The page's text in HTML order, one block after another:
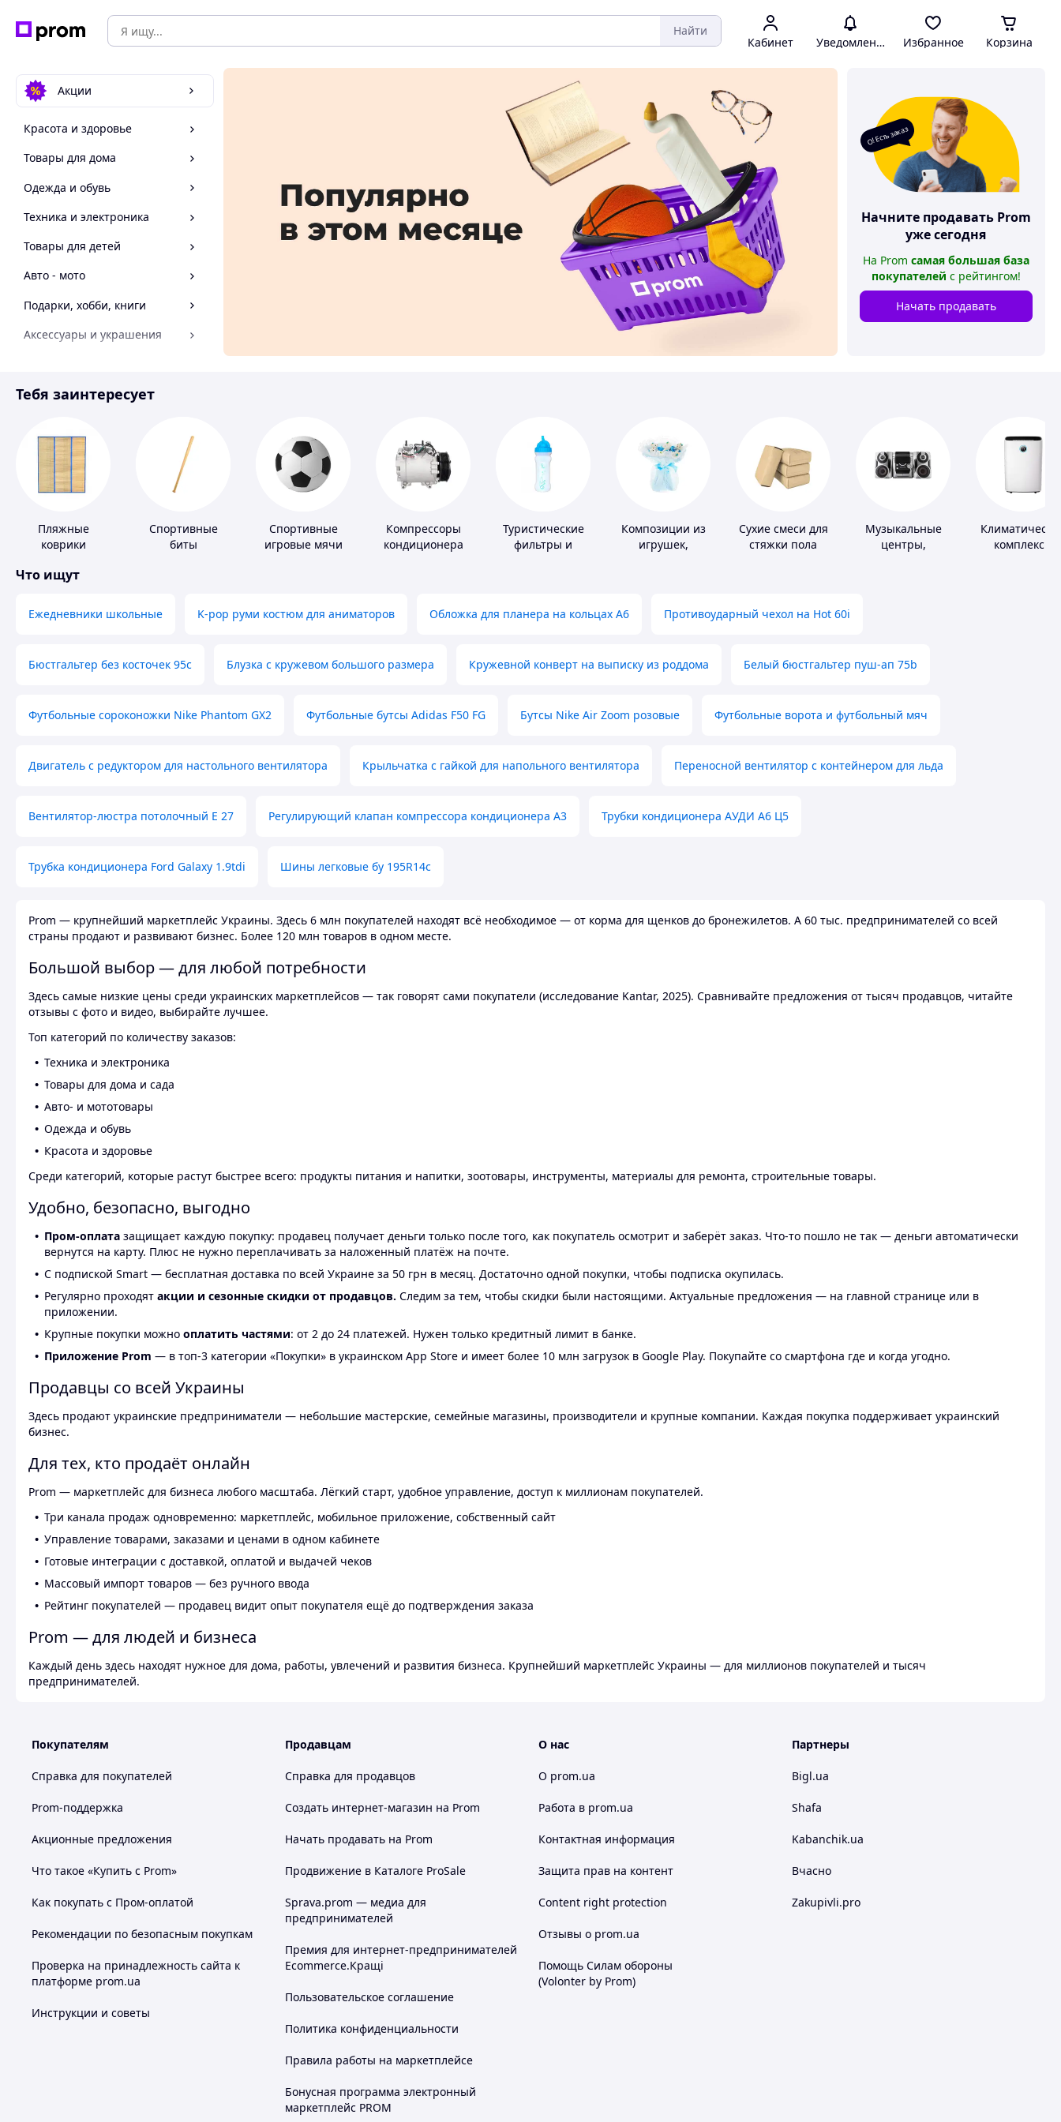
Найти
Кабинет Уведомления Избранное Корзина
Акции
Красота и здоровье
Товары для дома
Одежда и обувь
Техника и электроника
Товары для детей
Авто - мото
Подарки, хобби, книги
Аксессуары и украшения
Спорт и отдых
О! Есть заказ
Начните продавать Prom
уже сегодня
На Prom самая большая база
покупателей с рейтингом!
Начать продавать
Тебя заинтересует
Пляжные
коврики
Спортивные
биты
Спортивные
игровые мячи
Компрессоры
кондиционера
Туристические
фильтры и
Композиции из
игрушек,
Сухие смеси для
стяжки пола
Музыкальные
центры,
комплексы
Что ищут
Ежедневники школьные K-pop руми костюм для аниматоров Обложка для планера на кольцах А6 Противоударный чехол на Hot 60i
Бюстгальтер без косточек 95с Блузка с кружевом большого размера Кружевной конверт на выписку из роддома Белый бюстгальтер пуш-ап 75b
Футбольные сороконожки Nike Phantom GX2 Футбольные бутсы Adidas F50 FG Бутсы Nike Air Zoom розовые Футбольные ворота и футбольный мяч
Двигатель с редуктором для настольного вентилятора Крыльчатка с гайкой для напольного вентилятора Переносной вентилятор с контейнером для льда
Вентилятор-люстра потолочный E 27 Регулирующий клапан компрессора кондиционера А3 Трубки кондиционера АУДИ А6 Ц5
Трубка кондиционера Ford Galaxy 1.9tdi Шины легковые бу 195R14c
Prom — крупнейший маркетплейс Украины. Здесь 6 млн покупателей находят всё необходимое — от корма для щенков до бронежилетов. А 60 тыс. предпринимателей со всей
страны продают и развивают бизнес. Более 120 млн товаров в одном месте.
Большой выбор — для любой потребности
Здесь самые низкие цены среди украинских маркетплейсов — так говорят сами покупатели (исследование Kantar, 2025). Сравнивайте предложения от тысяч продавцов, читайте
отзывы с фото и видео, выбирайте лучшее.
Топ категорий по количеству заказов:
Техника и электроника
Товары для дома и сада
Авто- и мототовары
Одежда и обувь
Красота и здоровье
Среди категорий, которые растут быстрее всего: продукты питания и напитки, зоотовары, инструменты, материалы для ремонта, строительные товары.
Удобно, безопасно, выгодно
Пром-оплата защищает каждую покупку: продавец получает деньги только после того, как покупатель осмотрит и заберёт заказ. Что-то пошло не так — деньги автоматически
вернутся на карту. Плюс не нужно переплачивать за наложенный платёж на почте.
С подпиской Smart — бесплатная доставка по всей Украине за 50 грн в месяц. Достаточно одной покупки, чтобы подписка окупилась.
Регулярно проходят акции и сезонные скидки от продавцов. Следим за тем, чтобы скидки были настоящими. Актуальные предложения — на главной странице или в
приложении.
Крупные покупки можно оплатить частями: от 2 до 24 платежей. Нужен только кредитный лимит в банке.
Приложение Prom — в топ-3 категории «Покупки» в украинском App Store и имеет более 10 млн загрузок в Google Play. Покупайте со смартфона где и когда угодно.
Продавцы со всей Украины
Здесь продают украинские предприниматели — небольшие мастерские, семейные магазины, производители и крупные компании. Каждая покупка поддерживает украинский
бизнес.
Для тех, кто продаёт онлайн
Prom — маркетплейс для бизнеса любого масштаба. Лёгкий старт, удобное управление, доступ к миллионам покупателей.
Три канала продаж одновременно: маркетплейс, мобильное приложение, собственный сайт
Управление товарами, заказами и ценами в одном кабинете
Готовые интеграции с доставкой, оплатой и выдачей чеков
Массовый импорт товаров — без ручного ввода
Рейтинг покупателей — продавец видит опыт покупателя ещё до подтверждения заказа
Prom — для людей и бизнеса
Каждый день здесь находят нужное для дома, работы, увлечений и развития бизнеса. Крупнейший маркетплейс Украины — для миллионов покупателей и тысяч
предпринимателей.
Покупателям
Справка для покупателей
Prom-поддержка
Акционные предложения
Что такое «Купить с Prom»
Как покупать с Пром-оплатой
Рекомендации по безопасным покупкам
Проверка на принадлежность сайта к
платформе prom.ua
Инструкции и советы
Продавцам
Справка для продавцов
Создать интернет-магазин на Prom
Начать продавать на Prom
Продвижение в Каталоге ProSale
Sprava.prom — медиа для
предпринимателей
Премия для интернет-предпринимателей
Ecommerce.Кращі
Пользовательское соглашение
Политика конфиденциальности
Правила работы на маркетплейсе
Бонусная программа электронный
маркетплейс PROM
О нас
О prom.ua
Работа в prom.ua
Контактная информация
Защита прав на контент
Content right protection
Отзывы о prom.ua
Помощь Силам обороны
(Volonter by Prom)
Партнеры
Bigl.ua
Shafa
Kabanchik.ua
Вчасно
Zakupivli.pro